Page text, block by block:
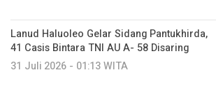
Lanud Haluoleo Gelar Sidang Pantukhirda,
41 Casis Bintara TNI AU A- 58 Disaring
31 Juli 2026 - 01:13 WITA